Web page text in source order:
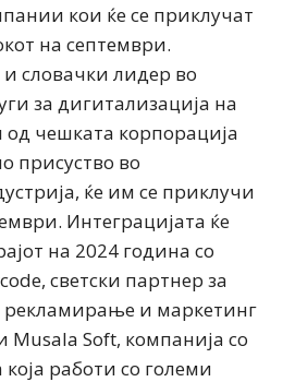
кои ќе се приклучат
на септември.
словачки лидер во
за дигитализација на
од чешката корпорација
присуство во
ќе им се приклучи
Интеграцијата ќе
на 2024 година со
светски партнер за
рекламирање и маркетинг
Musala Soft, компанија со
работи со големи